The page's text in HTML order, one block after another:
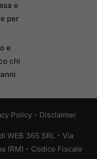
e
per
e
chi
Policy - Disclaimer
WEB 365 SRL - Via
(RM) - Codice Fiscale